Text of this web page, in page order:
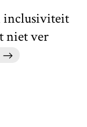
inclusiviteit
niet ver